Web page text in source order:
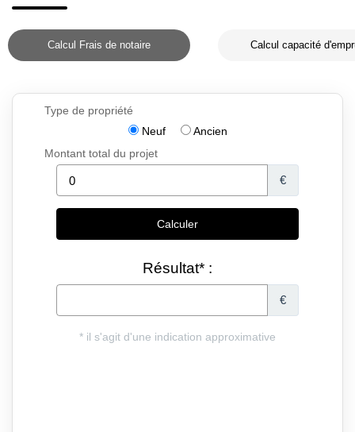
Calcul Frais de notaire Calcul capacité